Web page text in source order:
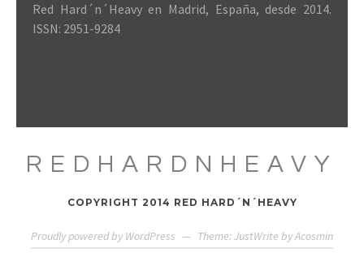
Red Hard´n´Heavy en Madrid, España, desde 2014.
ISSN: 2951-9284
REDHARDNHEAVY
COPYRIGHT 2014 RED HARD´N´HEAVY
Proudly powered by WordPress — Theme: JustWrite byAcosmin